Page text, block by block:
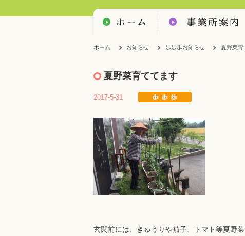
ホーム お知らせ 歩歩歩お知らせ 夏野菜育
夏野菜育ててます
2017-5-31
玄関前には、きゅうりや茄子、トマト等夏野